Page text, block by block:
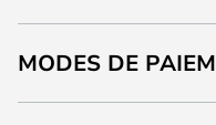
MODES DE